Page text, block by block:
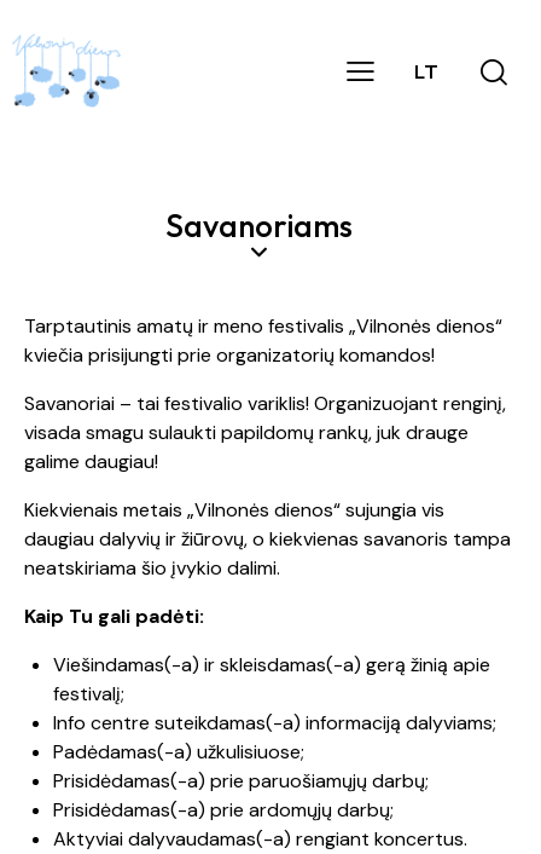
LT
Savanoriams
Tarptautinis amatų ir meno festivalis „Vilnonės dienos“
kviečia prisijungti prie organizatorių komandos!
Savanoriai – tai festivalio variklis! Organizuojant renginį,
visada smagu sulaukti papildomų rankų, juk drauge
galime daugiau!
Kiekvienais metais „Vilnonės dienos“ sujungia vis
daugiau dalyvių ir žiūrovų, o kiekvienas savanoris tampa
neatskiriama šio įvykio dalimi.
Kaip Tu gali padėti:
Viešindamas(-a) ir skleisdamas(-a) gerą žinią apie
festivalį;
Info centre suteikdamas(-a) informaciją dalyviams;
Padėdamas(-a) užkulisiuose;
Prisidėdamas(-a) prie paruošiamųjų darbų;
Prisidėdamas(-a) prie ardomųjų darbų;
Aktyviai dalyvaudamas(-a) rengiant koncertus.